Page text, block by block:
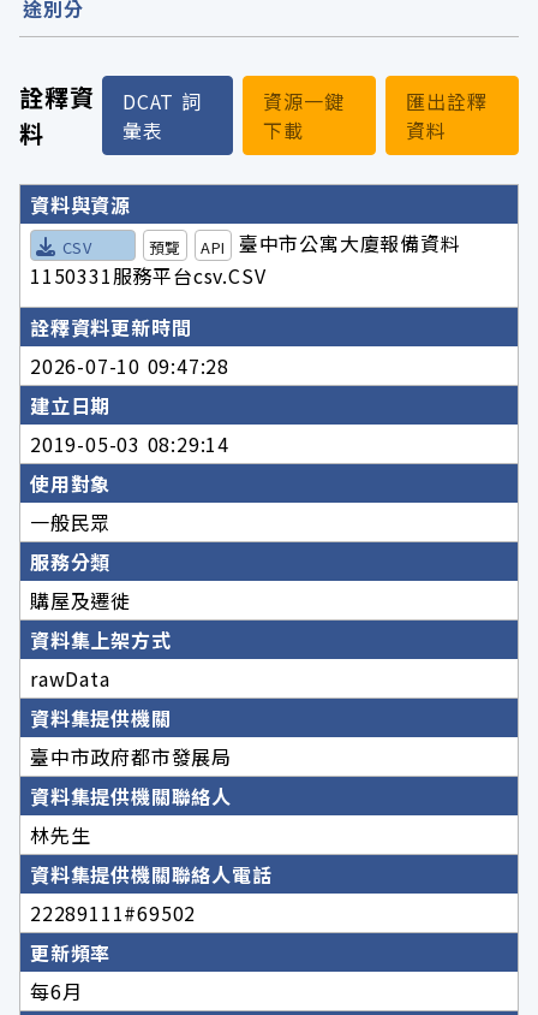
詮釋資
料
DCAT 詞
彙表
資源一鍵
下載
匯出詮釋
資料
詮釋資料詳細內容
資料與資源
CSV 預覽 API
臺中市公寓大廈報備資料
1150331服務平台csv.CSV
詮釋資料更新時間
2026-07-10 09:47:28
建立日期
2019-05-03 08:29:14
使用對象
一般民眾
服務分類
購屋及遷徙
資料集上架方式
rawData
資料集提供機關
臺中市政府都市發展局
資料集提供機關聯絡人
林先生
資料集提供機關聯絡人電話
22289111#69502
更新頻率
每6月
途別分